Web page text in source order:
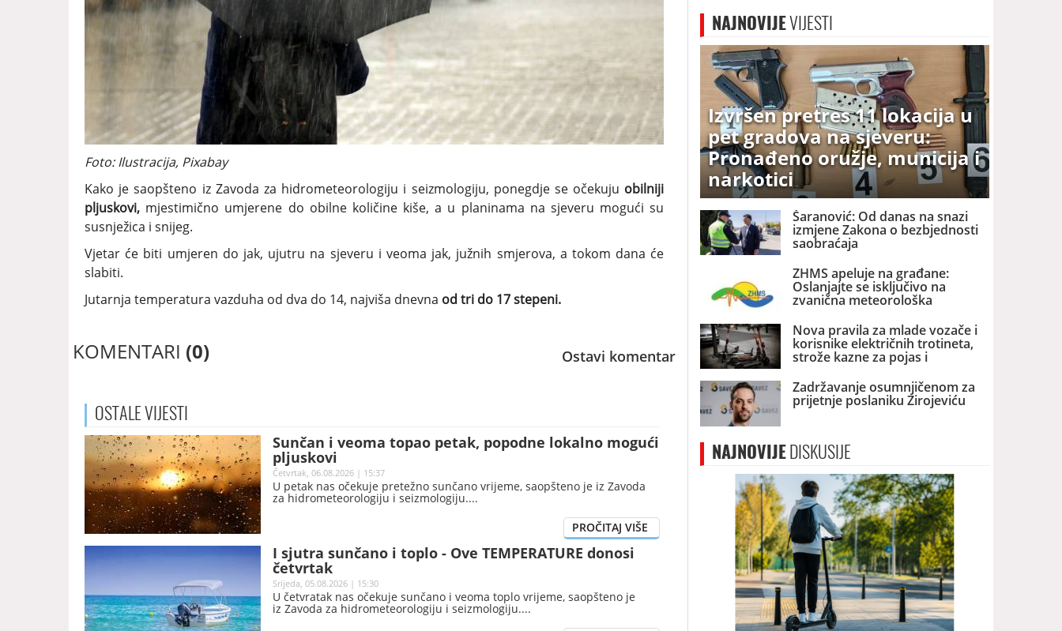
Foto: Ilustracija, Pixabay
Kako je saopšteno iz Zavoda za hidrometeorologiju i seizmologiju, ponegdje se očekuju obilniji
pljuskovi, mjestimično umjerene do obilne količine kiše, a u planinama na sjeveru mogući su
susnježica i snijeg.
Vjetar će biti umjeren do jak, ujutru na sjeveru i veoma jak, južnih smjerova, a tokom dana će
slabiti.
Jutarnja temperatura vazduha od dva do 14, najviša dnevna od tri do 17 stepeni.
KOMENTARI (0) Ostavi komentar
OSTALEVIJESTI
Sunčan i veoma topao petak, popodne lokalno mogući
pljuskovi
Četvrtak, 06.08.2026 | 15:37
U petak nas očekuje pretežno sunčano vrijeme, saopšteno je iz Zavoda
za hidrometeorologiju i seizmologiju.
I sjutra sunčano i toplo - Ove TEMPERATURE donosi
četvrtak
Srijeda, 05.08.2026 | 15:30
U četvratak nas očekuje sunčano i veoma toplo vrijeme, saopšteno je
iz Zavoda za hidrometeorologiju i seizmologiju.
NAJNOVIJEVIJESTI
Izvršen pretres 11 lokacija u
pet gradova na sjeveru:
Pronađeno oružje, municija i
narkotici
Šaranović: Od danas na snazi
izmjene Zakona o bezbjednosti
saobraćaja
ZHMS apeluje na građane:
Oslanjajte se isključivo na
zvanična meteorološka
Nova pravila za mlade vozače i
korisnike električnih trotineta,
strože kazne za pojas i
Zadržavanje osumnjičenom za
prijetnje poslaniku Zirojeviću
NAJNOVIJEDISKUSIJE